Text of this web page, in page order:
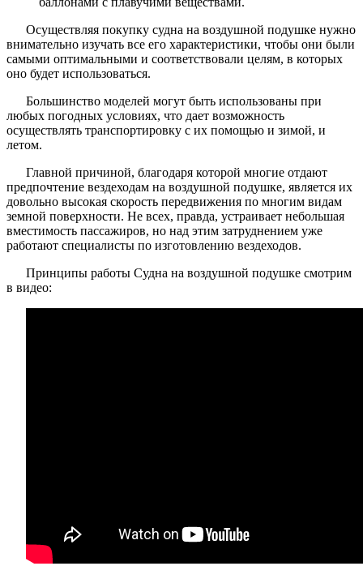
Осуществляя покупку судна на воздушной подушке нужно
внимательно изучать все его характеристики, чтобы они были
самыми оптимальными и соответствовали целям, в которых
оно будет использоваться.
Большинство моделей могут быть использованы при
любых погодных условиях, что дает возможность
осуществлять транспортировку с их помощью и зимой, и
летом.
Главной причиной, благодаря которой многие отдают
предпочтение вездеходам на воздушной подушке, является их
довольно высокая скорость передвижения по многим видам
земной поверхности. Не всех, правда, устраивает небольшая
вместимость пассажиров, но над этим затруднением уже
работают специалисты по изготовлению вездеходов.
Принципы работы Судна на воздушной подушке смотрим
в видео: